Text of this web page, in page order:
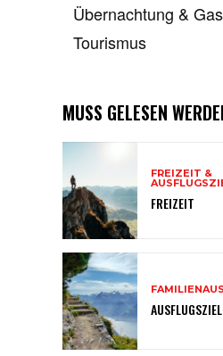
Übernachtung &
Tourismus
MUSS GELESEN
FREIZEIT &
FREIZEIT